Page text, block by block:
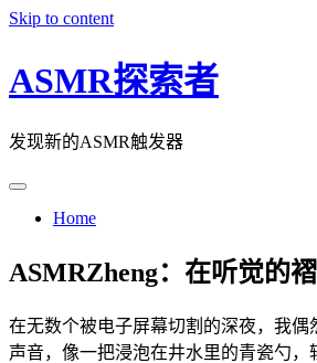
Skip to content
ASMR探索者
发现新的ASMR触发器
Home
ASMRZheng：在听觉的
在无数个被电子屏幕切割的深夜，我
声音，像一把浸泡在井水里的青瓷勺，